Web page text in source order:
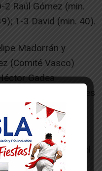
Raúl Gómez (min.
1-3 David (min. 40).
Madorrán y
(Comité Vasco)
Gadea
y a los visitantes
Además, Fits
espectadores en el
content]